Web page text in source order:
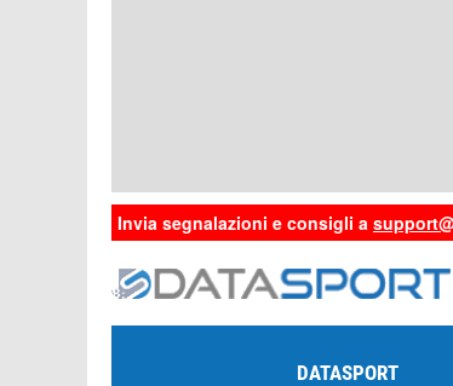
Invia segnalazioni e consigli a
DATASPORT